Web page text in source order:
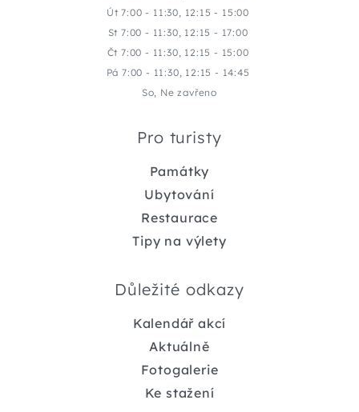
Út 7:00 - 11:30, 12:15 - 15:00
St 7:00 - 11:30, 12:15 - 17:00
Čt 7:00 - 11:30, 12:15 - 15:00
Pá 7:00 - 11:30, 12:15 - 14:45
So, Ne zavřeno
Pro turisty
Památky
Ubytování
Restaurace
Tipy na výlety
Důležité odkazy
Kalendář akcí
Aktuálně
Fotogalerie
Ke stažení